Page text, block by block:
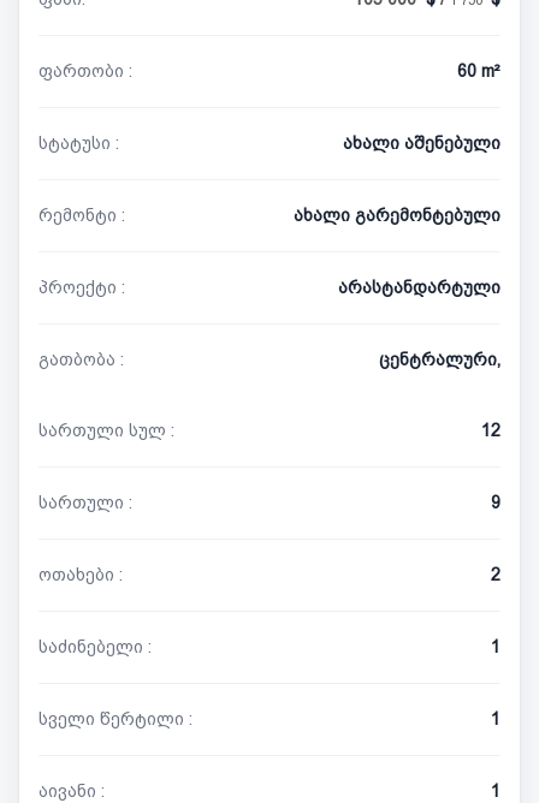
ფართობი : 60 m²
სტატუსი : ახალი აშენებული
რემონტი : ახალი გარემონტებული
პროექტი : არასტანდარტული
გათბობა : ცენტრალური,
სართული სულ : 12
სართული : 9
ოთახები : 2
საძინებელი : 1
სველი წერტილი : 1
აივანი : 1